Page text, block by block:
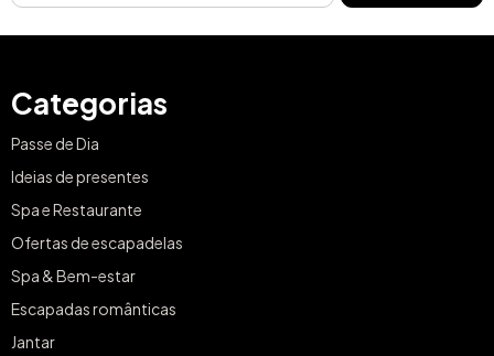
Categorias
Passe de Dia
Ideias de presentes
Spa e Restaurante
Ofertas de escapadelas
Spa & Bem-estar
Escapadas românticas
Jantar